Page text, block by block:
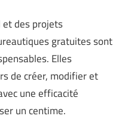
et des projets
gratuites sont
Elles
de créer, modifier et
une efficacité
un centime.